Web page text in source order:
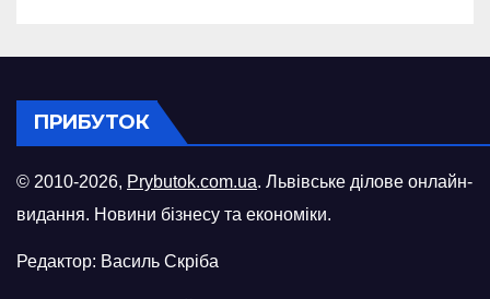
ПРИБУТОК
© 2010-2026, Prybutok.com.ua. Львівське ділове онлайн-
видання. Новини бізнесу та економіки.
Редактор: Василь Скріба